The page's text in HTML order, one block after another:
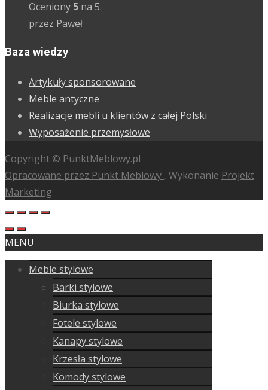
Oceniony 5 na 5.
przez Paweł
Baza wiedzy
Artykuły sponsorowane
Meble antyczne
Realizacje mebli u klientów z całej Polski
Wyposażenie przemysłowe
Copyright © PunktMeblowy.pl
Opracowane przez Punkt Meblowy , Wykonanie Projekt
Marketing
MENU
Meble stylowe
Barki stylowe
Biurka stylowe
Fotele stylowe
Kanapy stylowe
Krzesła stylowe
Komody stylowe